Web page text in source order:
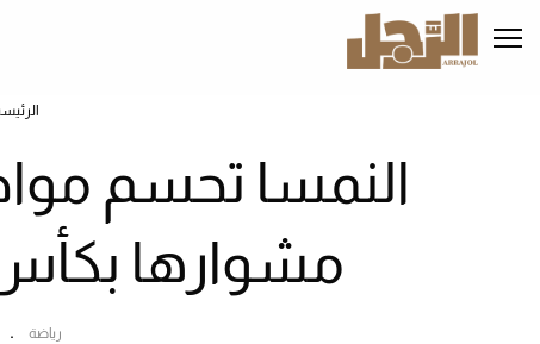
إلى
المحتوى
مشوارها بكأس العالم
رياضة